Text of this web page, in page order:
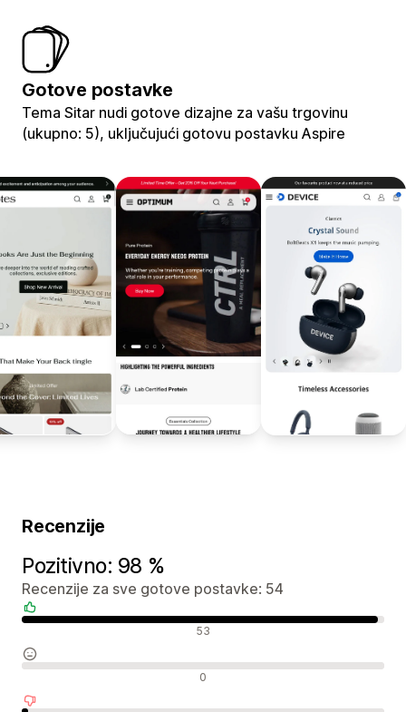
Gotove postavke
Tema Sitar nudi gotove dizajne za vašu trgovinu
(ukupno: 5), uključujući gotovu postavku Aspire
Recenzije
Pozitivno: 98 %
Recenzije za sve gotove postavke: 54
53
0